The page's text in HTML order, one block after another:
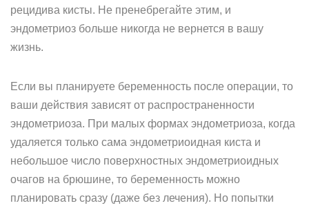
рецидива кисты. Не пренебрегайте этим, и
эндометриоз больше никогда не вернется в вашу
жизнь.
Если вы планируете беременность после операции, то
ваши действия зависят от распространенности
эндометриоза. При малых формах эндометриоза, когда
удаляется только сама эндометриоидная киста и
небольшое число поверхностных эндометриоидных
очагов на брюшине, то беременность можно
планировать сразу (даже без лечения). Но попытки